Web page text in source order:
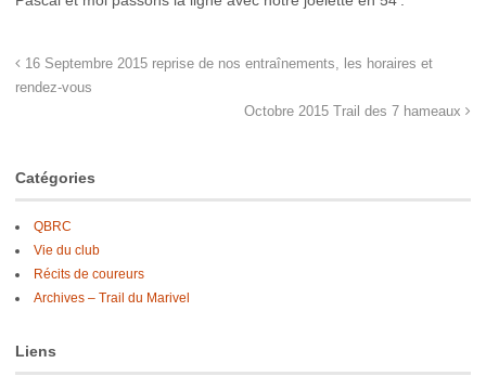
16 Septembre 2015 reprise de nos entraînements, les horaires et
rendez-vous
Octobre 2015 Trail des 7 hameaux
Catégories
QBRC
Vie du club
Récits de coureurs
Archives – Trail du Marivel
Liens